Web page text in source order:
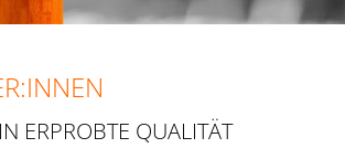
ERPROBTE QUALITÄT